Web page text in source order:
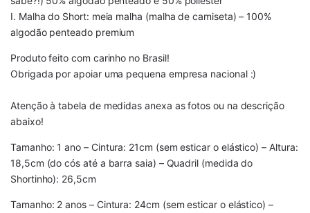
I. Malha do Short: meia malha (malha de camiseta) – 100%
algodão penteado premium
Produto feito com carinho no Brasil!
Obrigada por apoiar uma pequena empresa nacional :)
Atenção à tabela de medidas anexa as fotos ou na descrição
abaixo!
Tamanho: 1 ano – Cintura: 21cm (sem esticar o elástico) – Altura:
18,5cm (do cós até a barra saia) – Quadril (medida do
Shortinho): 26,5cm
Tamanho: 2 anos – Cintura: 24cm (sem esticar o elástico) –